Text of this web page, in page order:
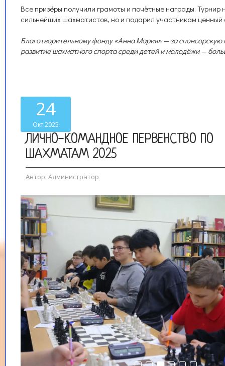
Все призёры получили грамоты и почётные награды. Турнир
сильнейших шахматистов, но и подарил участникам ценный
Благотворительному фонду «Анна Мария» — за спонсорскую
развитие шахматного спорта среди детей и молодёжи —
24
Окт 2025
ЛИЧНО-КОМАНДНОЕ ПЕРВЕНСТВО ПО
ШАХМАТАМ 2025
Автор: Администратор